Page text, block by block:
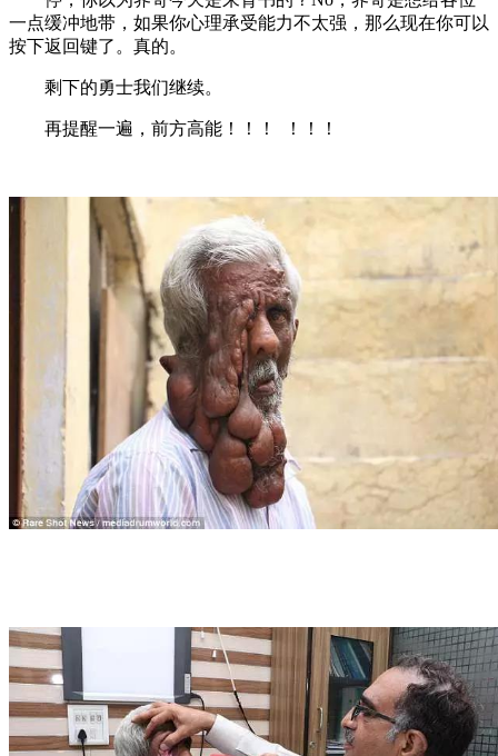
一点缓冲地带，如果你心理承受能力不太强，那么现在你可以
按下返回键了。真的。
剩下的勇士我们继续。
再提醒一遍，前方高能！！！ ！！！